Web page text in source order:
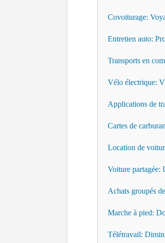
Covoiturage:
Entretien auto:
Transports en
Vélo électrique:
Applications de
Cartes de
Location de
Voiture partagée:
Achats groupés
Marche à pied:
Télétravail: